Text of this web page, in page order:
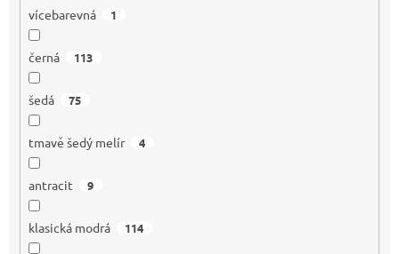
vícebarevná 1
černá 113
šedá 75
tmavě šedý melír 4
antracit 9
klasická modrá 114